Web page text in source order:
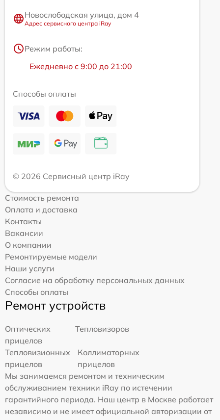
Новослободская улица, дом 4
Адрес сервисного центра iRay
Режим работы:
Ежедневно с 9:00 до 21:00
Способы оплаты
© 2026 Сервисный центр iRay
Стоимость ремонта
Оплата и доставка
Контакты
Вакансии
О компании
Ремонтируемые модели
Наши услуги
Согласие на обработку персональных данных
Способы оплаты
Ремонт устройств
Оптических
прицелов
Тепловизоров
Тепловизионных
прицелов
Коллиматорных
прицелов
Мы занимаемся ремонтом и техническим
обслуживанием техники iRay по истечении
гарантийного периода. Наш центр в Москве работает
независимо и не имеет официальной авторизации от